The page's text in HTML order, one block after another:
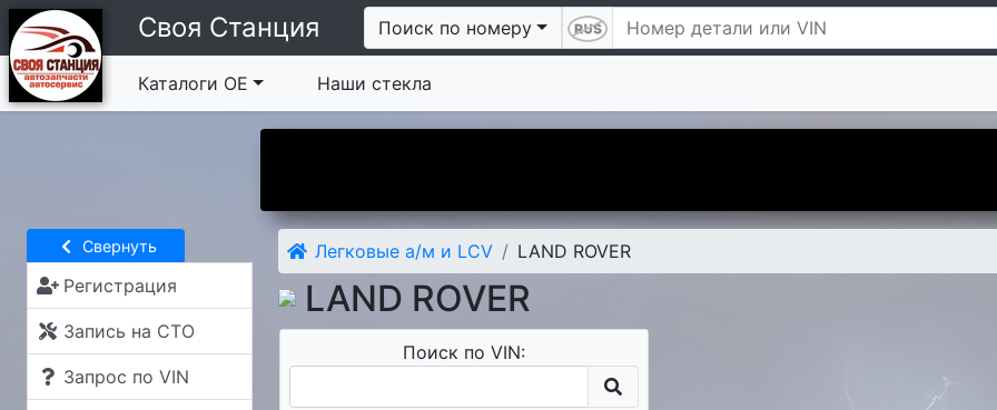
Своя Станция Поиск по номеру
Каталоги ОЕ Наши стекла
Свернуть
Регистрация
Запись на СТО
Запрос по VIN
Легковые а/м и LCV LAND ROVER
LAND ROVER
Поиск по VIN: